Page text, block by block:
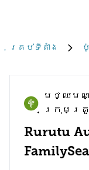
គ្រប់​ទីតាំង
មជ្ឈមណ្
ក្រុមគ្រួ
Rurutu